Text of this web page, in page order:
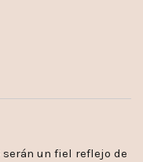
serán un fiel reflejo de